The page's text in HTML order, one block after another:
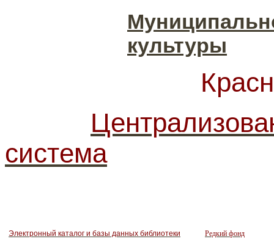
культуры
система
Электронный каталог и базы данных библиотеки Редкий фонд